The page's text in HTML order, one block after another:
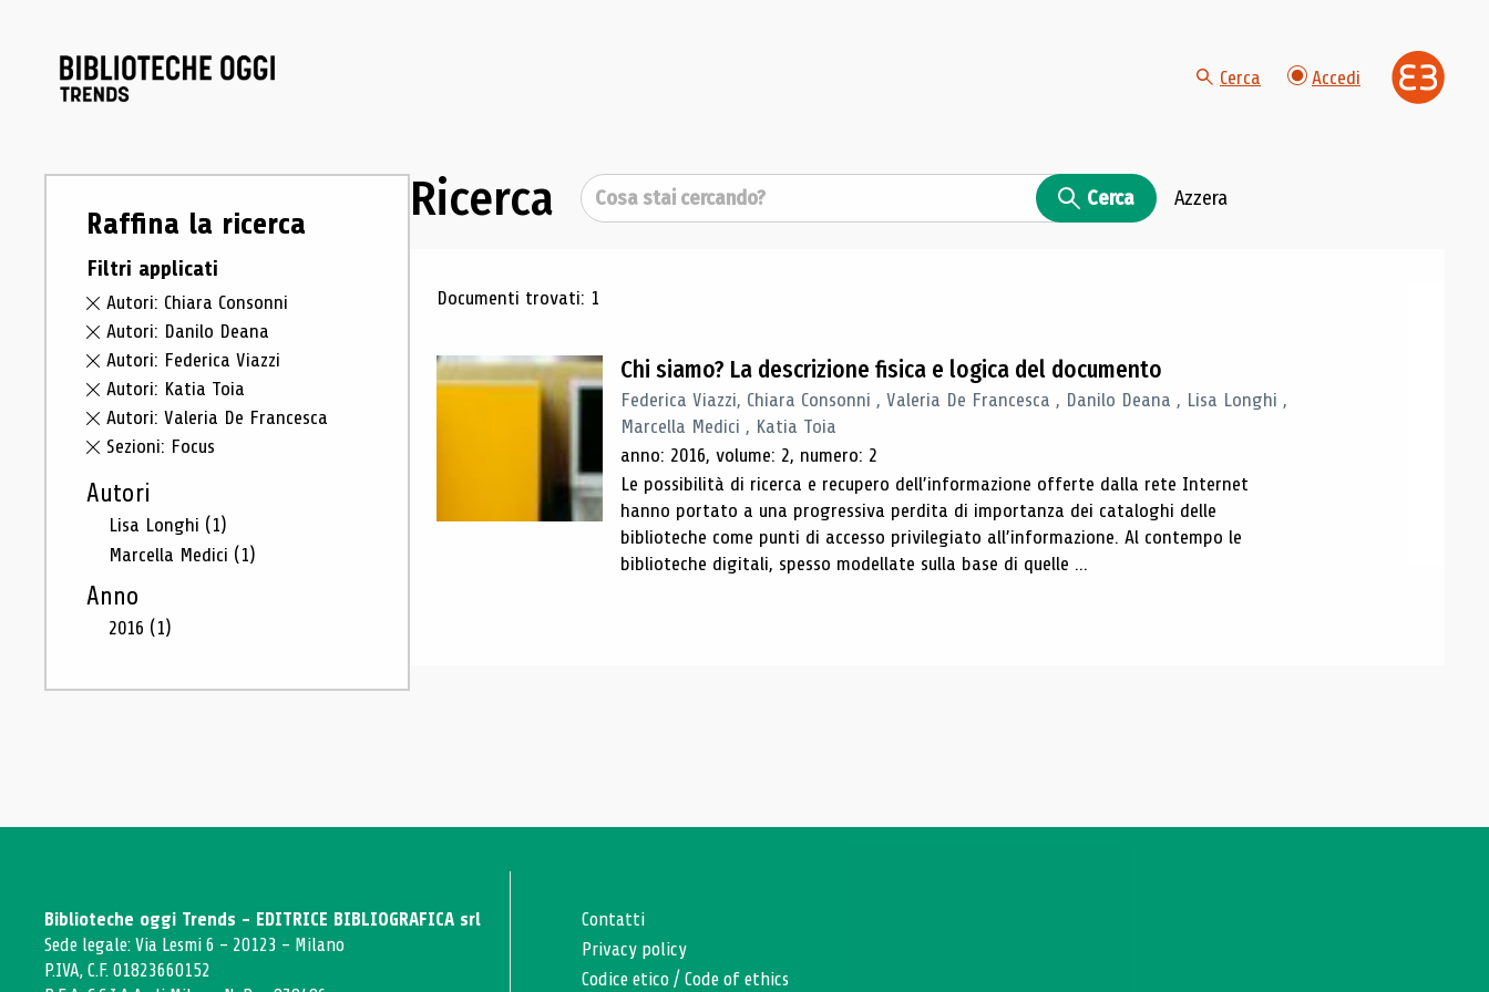
Cerca Accedi
Raffina la ricerca
Filtri applicati
Autori: Chiara Consonni
Autori: Danilo Deana
Autori: Federica Viazzi
Autori: Katia Toia
Autori: Valeria De Francesca
Sezioni: Focus
Autori
Lisa Longhi (1)
Marcella Medici (1)
Anno
2016 (1)
Ricerca Cerca Cerca Azzera
Risultati di ricerca
Documenti trovati: 1
Chi siamo? La descrizione fisica e logica del documento
Federica Viazzi, Chiara Consonni , Valeria De Francesca , Danilo Deana , Lisa Longhi ,
Marcella Medici , Katia Toia
anno: 2016, volume: 2, numero: 2
Le possibilità di ricerca e recupero dell’informazione offerte dalla rete Internet
hanno portato a una progressiva perdita di importanza dei cataloghi delle
biblioteche come punti di accesso privilegiato all’informazione. Al contempo le
biblioteche digitali, spesso modellate sulla base di quelle ...
Biblioteche oggi Trends - EDITRICE BIBLIOGRAFICA srl
Sede legale: Via Lesmi 6 - 20123 - Milano
P.IVA, C.F. 01823660152
Contatti
Privacy policy
Codice etico /Code of ethics